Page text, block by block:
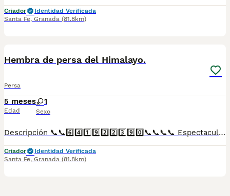
Criador
Identidad Verificada
Santa Fe, Granada (81.8km)
Hembra de persa del Himalayo.
Persa
5 meses
Edad
1
Sexo
Descripción 📞📞6️⃣4️⃣1️⃣9️⃣2️⃣2️⃣3️⃣9️⃣0️⃣📞📞📞📞 Espectaculares camadas de perritos de persa del Himalayo nacionales descendientes de las mejores líneas de sangre. Disponibles tanto hembras como machos. Las camadas están bajo supervisión veterinaria desde su nacimiento hasta que son entregadas a su nueva familia. Criados por un equipo de profesionales y mejores personas que, con más de 20 años de experiencia , cuidan a los animales por vocación, aplicando una cría ética y responsable para que cada cachorro se desarrolle con la mejor salud y con un buen temperamento. Todos los cachorritos se entregan con unos dos meses y medio de edad y sus vacunas correspondientes, desparasitados interna y externamente, con certificado de salud, y garantía tanto por enfermedad vírica como congénito genética. Posibilidad de entregar en toda España mediante transporte propio preparado para animales y con chofer privado. Los precios pueden variar según las características y morfología de cada cachorro. Añádenos al whats app o llámanos, y encantados atenderemos todas tus dudas y consultas. Teléfono / Whats app: 641 92 23 90
Criador
Identidad Verificada
Santa Fe, Granada (81.8km)